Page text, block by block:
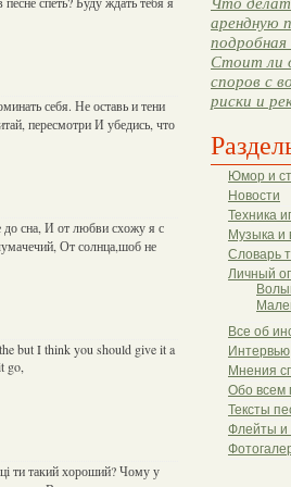
арендную
Стоит ли
споров с
риски и
Юмор и
Новости
Техника
Музыка и
Словарь
Личный
Все об
Интервью
Мнения
Обо всем
Тексты
Флейты и
себя. Не оставь и тени
пересмотри И убедись, что
сна, И от любви схожу я с
От солнца,шоб не
but I think you should give it a
go,
ти такий хороший? Чому у